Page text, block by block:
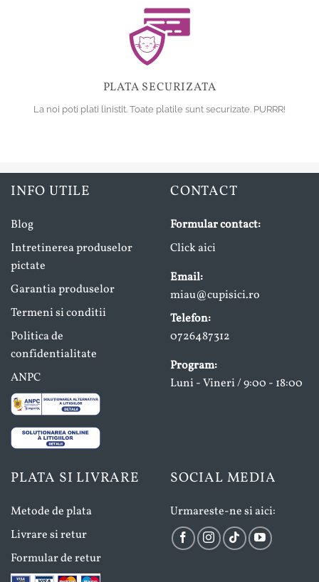
PLATA SECURIZATA
La noi poti plati linistit. Toate platile sunt securizate. PURRR!
INFO UTILE
Blog
Intretinerea produselor
pictate
Garantia produselor
Termeni si conditii
Politica de
confidentialitate
ANPC
CONTACT
Formular contact:
Click aici
Email:
miau@cupisici.ro
Telefon:
0726487312
Program:
Luni - Vineri / 9:00 - 18:00
PLATA SI LIVRARE
Metode de plata
Livrare si retur
Formular de retur
SOCIAL MEDIA
Urmareste-ne si aici: